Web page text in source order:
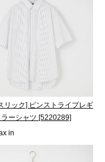
リック] ピンストライプレギ
ーシャツ [5220289]
in